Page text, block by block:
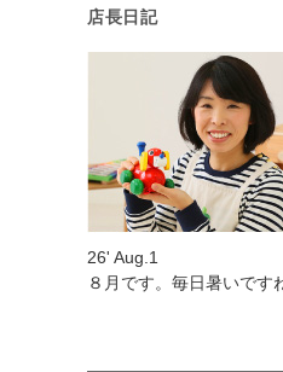
店長日記
26' Aug.1
８月です。毎日暑いです